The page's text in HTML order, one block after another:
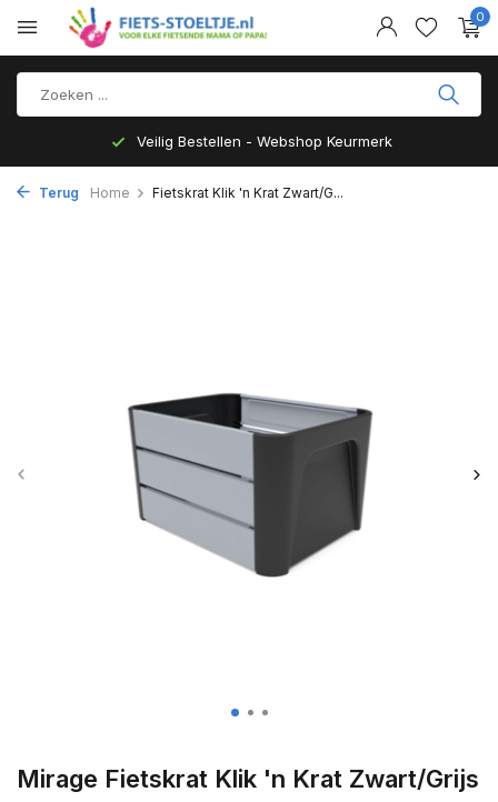
0
Veilig Bestellen - Webshop Keurmerk
Terug Home Fietskrat Klik 'n Krat Zwart/G...
Mirage Fietskrat Klik 'n Krat Zwart/Grijs